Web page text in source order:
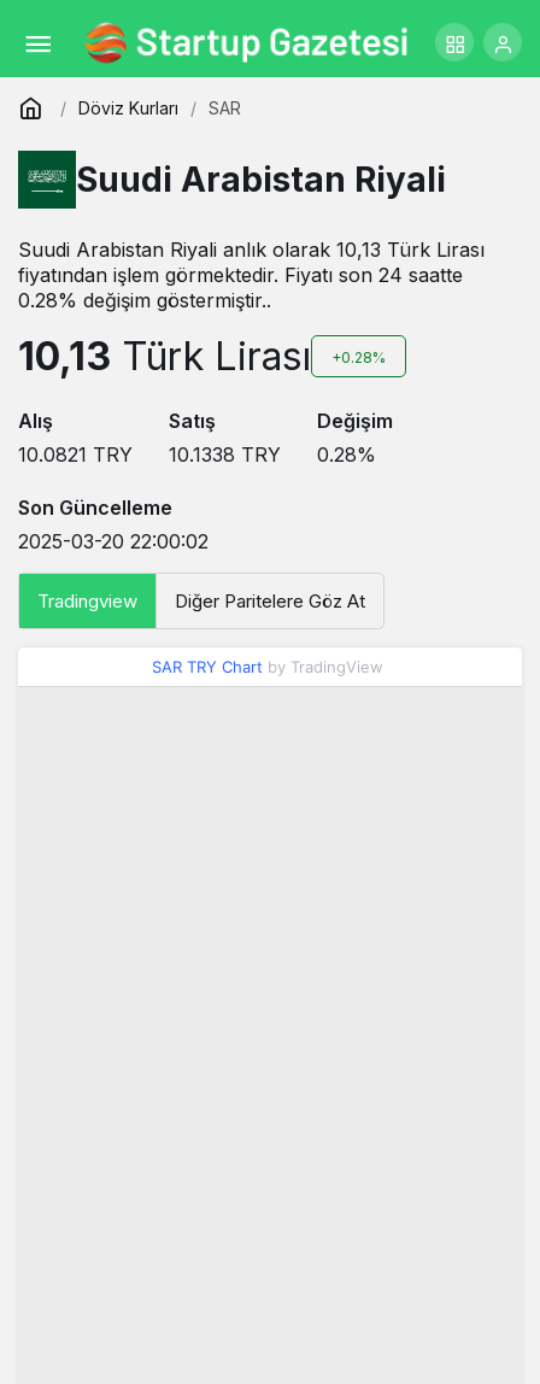
Döviz Kurları SAR
Suudi Arabistan Riyali
Suudi Arabistan Riyali anlık olarak 10,13 Türk Lirası
fiyatından işlem görmektedir. Fiyatı son 24 saatte
0.28% değişim göstermiştir..
10,13 Türk Lirası +0.28%
Alış
10.0821 TRY
Satış
10.1338 TRY
Değişim
0.28%
Son Güncelleme
2025-03-20 22:00:02
Tradingview Diğer Paritelere Göz At
SAR TRY Chart by TradingView